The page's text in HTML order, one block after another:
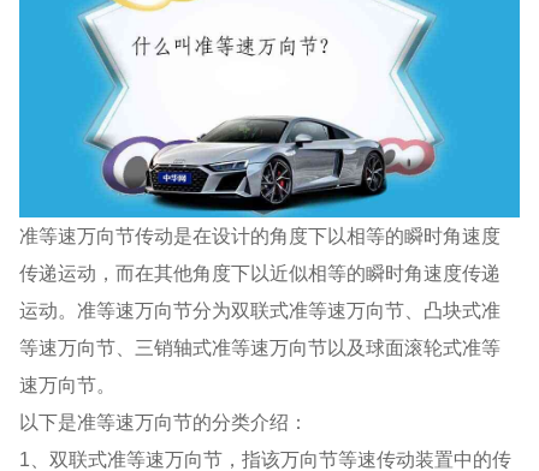
准等速万向节传动是在设计的角度下以相等的瞬时角速度
传递运动，而在其他角度下以近似相等的瞬时角速度传递
运动。准等速万向节分为双联式准等速万向节、凸块式准
等速万向节、三销轴式准等速万向节以及球面滚轮式准等
速万向节。
以下是准等速万向节的分类介绍：
1、双联式准等速万向节，指该万向节等速传动装置中的传